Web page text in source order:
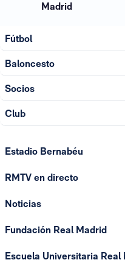
Madrid
Fútbol
Baloncesto
Socios
Club
Estadio Bernabéu
RMTV en directo
Noticias
Fundación Real Madrid
Escuela Universitaria Real